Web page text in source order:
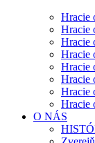
Hracie
Hracie
Hracie
Hracie
Hracie
Hracie
Hracie
Hracie
O NÁS